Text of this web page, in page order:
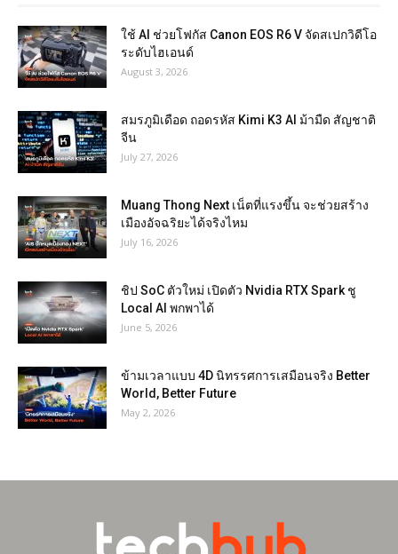
ใช้ AI ช่วยโฟกัส Canon EOS R6 V จัดสเปกวิดีโอ
ระดับไฮเอนด์
August 3, 2026
สมรภูมิเดือด ถอดรหัส Kimi K3 AI ม้ามืด สัญชาติ
จีน
July 27, 2026
Muang Thong Next เน็ตที่แรงขึ้น จะช่วยสร้าง
เมืองอัจฉริยะได้จริงไหม
July 16, 2026
ชิป SoC ตัวใหม่ เปิดตัว Nvidia RTX Spark ชู
Local AI พกพาได้
June 5, 2026
ข้ามเวลาแบบ 4D นิทรรศการเสมือนจริง Better
World, Better Future
May 2, 2026